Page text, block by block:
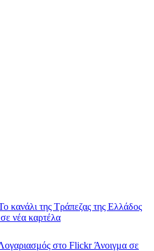
κανάλι της Τράπεζας της Ελλάδος
νέα καρτέλα
στο FlickrΆνοιγμα σε